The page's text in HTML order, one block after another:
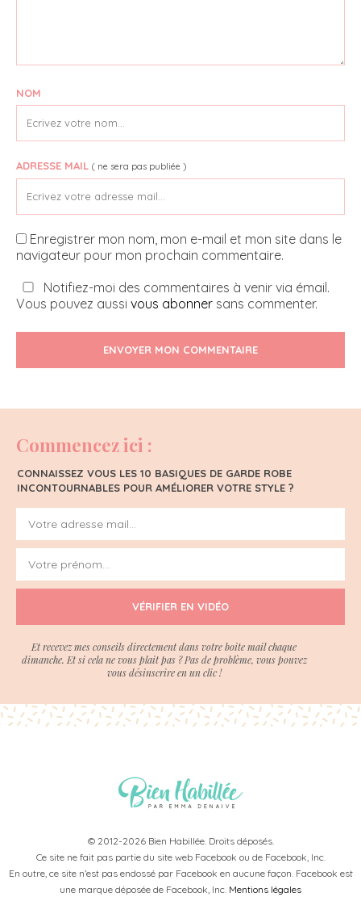
NOM
ADRESSE MAIL ( ne sera pas publiée )
Enregistrer mon nom, mon e-mail et mon site dans le
navigateur pour mon prochain commentaire.
Notifiez-moi des commentaires à venir via émail.
Vous pouvez aussi vous abonner sans commenter.
ENVOYER MON COMMENTAIRE
Commencez ici :
CONNAISSEZ VOUS LES 10 BASIQUES DE GARDE ROBE
INCONTOURNABLES POUR AMÉLIORER VOTRE STYLE ?
VÉRIFIER EN VIDÉO
Et recevez mes conseils directement dans votre boite mail chaque
dimanche. Et si cela ne vous plait pas ? Pas de problème, vous pouvez
vous désinscrire en un clic !
© 2012-2026 Bien Habillée. Droits déposés.
Ce site ne fait pas partie du site web Facebook ou de Facebook, Inc.
En outre, ce site n’est pas endossé par Facebook en aucune façon. Facebook est
une marque déposée de Facebook, Inc. Mentions légales